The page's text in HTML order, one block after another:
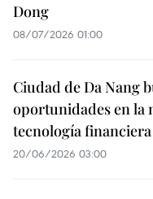
Dong
08/07/2026 01:00
Ciudad de Da Nang
oportunidades en la
tecnología financiera
20/06/2026 03:00